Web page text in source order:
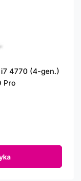
4770 (4-gen.)
Pro